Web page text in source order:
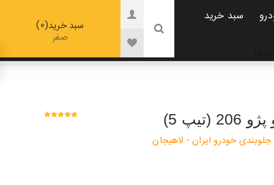
سبد خرید
سبد خرید 0
صفر
5)
خودرو ایران - لاهیجان